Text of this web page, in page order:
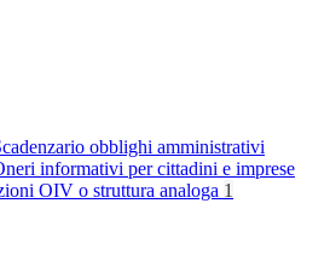
obblighi amministrativi
informativi per cittadini e imprese
OIV o struttura analoga 1